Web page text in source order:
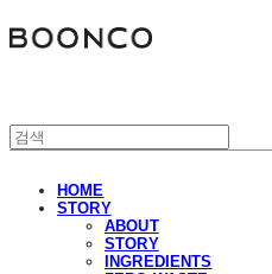
HOME
STORY
ABOUT
STORY
INGREDIENTS